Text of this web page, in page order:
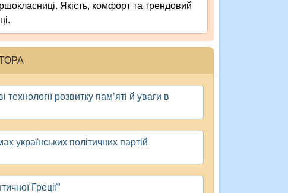
Якість, комфорт та трендовий
розвитку пам’яті й уваги в
українських політичних партій
Греції”